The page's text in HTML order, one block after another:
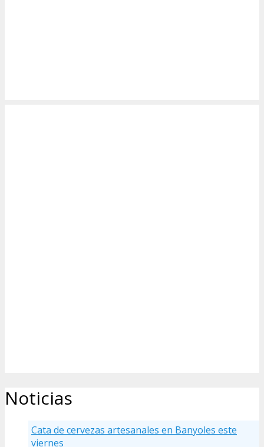
Noticias
Cata de cervezas artesanales en Banyoles este
viernes